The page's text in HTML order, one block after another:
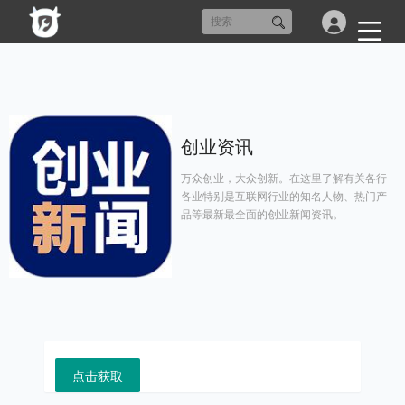
创业资讯
万众创业，大众创新。在这里了解有关各行
各业特别是互联网行业的知名人物、热门产
品等最新最全面的创业新闻资讯。
点击获取